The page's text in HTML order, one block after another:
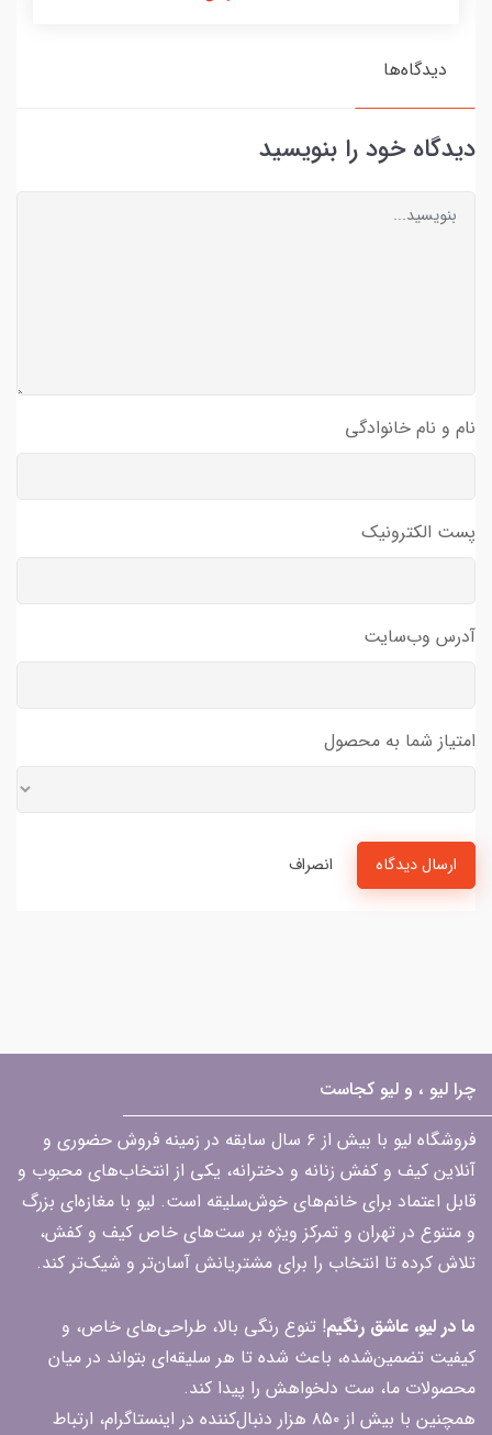
دیدگاه‌ها
دیدگاه خود را بنویسید
نام و نام خانوادگی
پست الکترونیک
آدرس وب‌سایت
امتیاز شما به محصول
ارسال دیدگاه انصراف
چرا لیو ، و لیو کجاست
فروشگاه لیو با بیش از ۶ سال سابقه در زمینه فروش حضوری و
آنلاین کیف و کفش زنانه و دخترانه، یکی از انتخاب‌های محبوب و
قابل اعتماد برای خانم‌های خوش‌سلیقه است. لیو با مغازه‌ای بزرگ
و متنوع در تهران و تمرکز ویژه بر ست‌های خاص کیف و کفش،
تلاش کرده تا انتخاب را برای مشتریانش آسان‌تر و شیک‌تر کند.
ما در لیو، عاشق رنگیم! تنوع رنگی بالا، طراحی‌های خاص، و
کیفیت تضمین‌شده، باعث شده تا هر سلیقه‌ای بتواند در میان
محصولات ما، ست دلخواهش را پیدا کند.
همچنین با بیش از ۸۵۰ هزار دنبال‌کننده در اینستاگرام، ارتباط